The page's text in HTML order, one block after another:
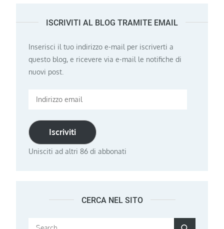
ISCRIVITI AL BLOG TRAMITE EMAIL
Inserisci il tuo indirizzo e-mail per iscriverti a
questo blog, e ricevere via e-mail le notifiche di
nuovi post.
Indirizzo
Iscriviti
Unisciti ad altri 86 di abbonati
CERCA NEL SITO
Search